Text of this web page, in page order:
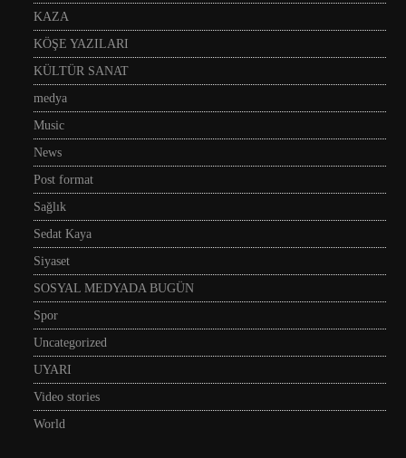
KAZA
KÖŞE YAZILARI
KÜLTÜR SANAT
medya
Music
News
Post format
Sağlık
Sedat Kaya
Siyaset
SOSYAL MEDYADA BUGÜN
Spor
Uncategorized
UYARI
Video stories
World